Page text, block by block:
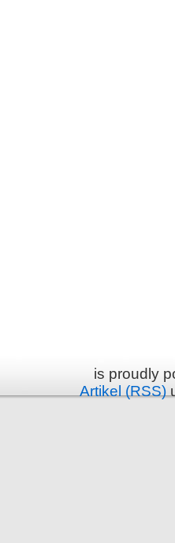
is proudly
Artikel (RSS)